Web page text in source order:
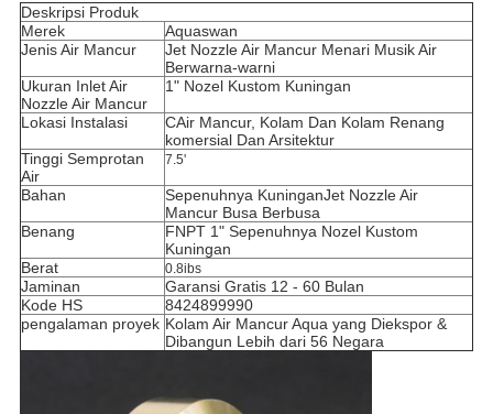
Deskripsi Produk
Merek
Aquaswan
Jenis Air Mancur
Jet Nozzle Air Mancur Menari Musik Air
Berwarna-warni
Ukuran Inlet Air
Nozzle Air Mancur
1" Nozel Kustom Kuningan
Lokasi Instalasi CAir Mancur, Kolam Dan Kolam Renang
komersial Dan Arsitektur
Tinggi Semprotan
Air
7.5'
Bahan Sepenuhnya KuninganJet Nozzle Air
Mancur Busa Berbusa
Benang
FNPT 1" Sepenuhnya Nozel Kustom
Kuningan
Berat
0.8ibs
Jaminan
Garansi Gratis 12 - 60 Bulan
Kode HS
8424899990
pengalaman proyek Kolam Air Mancur Aqua yang Diekspor &
Dibangun Lebih dari 56 Negara